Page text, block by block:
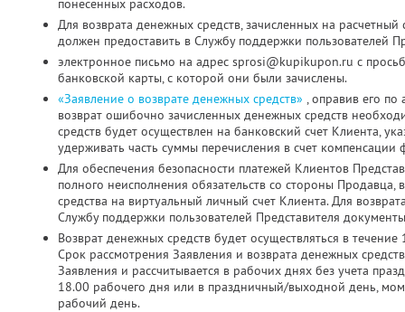
понесенных расходов.
Для возврата денежных средств, зачисленных на
должен предоставить в Службу поддержки пользователей
электронное письмо на адрес sprosi@kupikupon.ru с
банковской карты, с которой они были зачислены.
«Заявление о возврате денежных средств» , оправив его
возврат ошибочно зачисленных денежных средств
средств будет осуществлен на банковский счет Клиента,
удерживать часть суммы перечисления в счет компенсации
Для обеспечения безопасности платежей Клиентов
полного неисполнения обязательств со стороны
средства на виртуальный личный счет Клиента. Для
Службу поддержки пользователей Представителя
Возврат денежных средств будет осуществляться в
Срок рассмотрения Заявления и возврата денежных
Заявления и рассчитывается в рабочих днях без учета
18.00 рабочего дня или в праздничный/выходной день,
рабочий день.